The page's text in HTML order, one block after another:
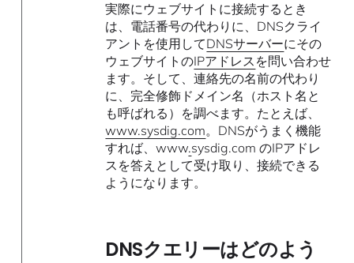
実際にウェブサイトに接続するとき
は、電話番号の代わりに、DNSクライ
アントを使用してDNSサーバーにその
ウェブサイトのIPアドレス を問い合わせ
ます。そして、連絡先の名前の代わり
に、完全修飾ドメイン名（ホスト名と
も呼ばれる）を調べます。たとえば、
www.sysdig.com。DNSがうまく機能
すれば、www.sysdig.com のIPアドレ
スを答えとして受け取り、接続できる
ようになります。
DNSクエリーはどのよう